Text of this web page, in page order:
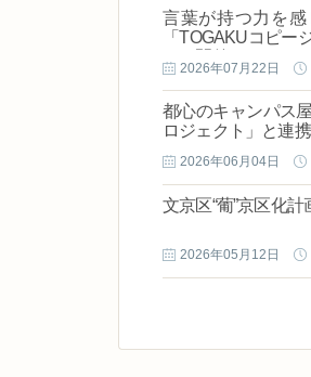
言葉が持つ力を
「TOGAKUコピ
2026年07月22日
都心のキャンパス
ロジェクト」と連
2026年06月04日
文京区“葡”京区化
2026年05月12日